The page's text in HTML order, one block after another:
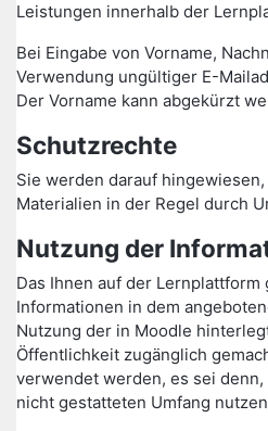
Leistungen innerhalb der
Bei Eingabe von Vorname,
Verwendung ungültiger E-
Der Vorname kann abgekürzt
Schutzrechte
Sie werden darauf
Materialien in der Regel durch
Nutzung der
Das Ihnen auf der
Informationen in dem
Nutzung der in Moodle
Öffentlichkeit zugänglich
verwendet werden, es sei
nicht gestatteten Umfang